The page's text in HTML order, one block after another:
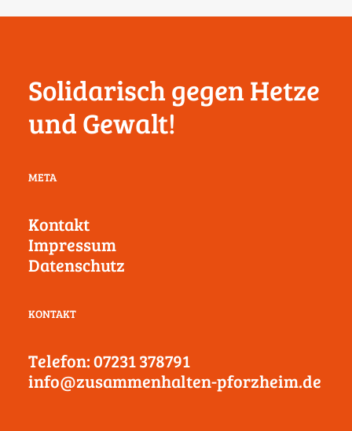
Solidarisch gegen Hetze
und Gewalt!
META
Kontakt
Impressum
Datenschutz
KONTAKT
Telefon: 07231 378791
info@zusammenhalten-pforzheim.de